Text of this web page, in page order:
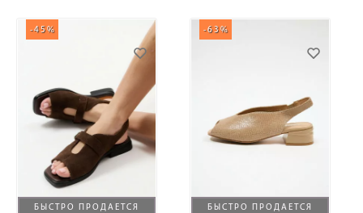
БЫСТРО ПРОДАЕТСЯ
-45%
БЫСТРО ПРОДАЕТСЯ
-63%